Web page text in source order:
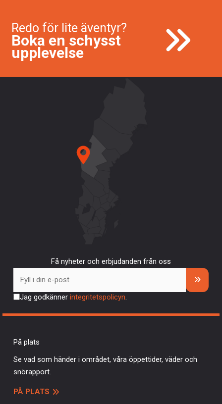
Redo för lite äventyr?
Boka en schysst
upplevelse
Få nyheter och erbjudanden från oss
Jag godkänner integritetspolicyn.
På plats
Se vad som händer i området, våra öppettider, väder och
snörapport.
PÅ PLATS